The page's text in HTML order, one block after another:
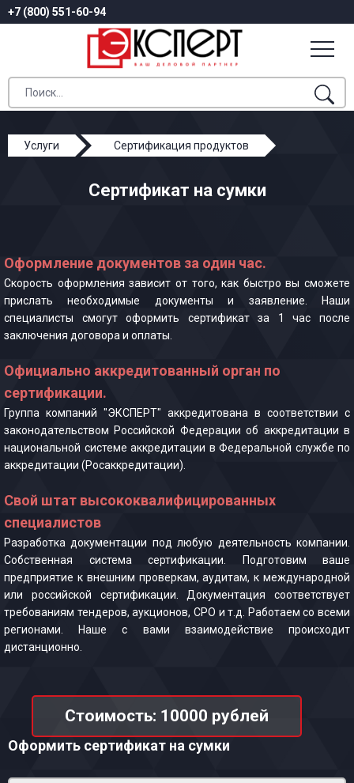
+7 (800) 551-60-94
Услуги
Сертификация продуктов
Сертификат на сумки
Оформление документов за один час.
Скорость оформления зависит от того, как быстро вы сможете
прислать необходимые документы и заявление. Наши
специалисты смогут оформить сертификат за 1 час после
заключения договора и оплаты.
Официально аккредитованный орган по
сертификации.
Группа компаний "ЭКСПЕРТ" аккредитована в соответствии с
законодательством Российской Федерации об аккредитации в
национальной системе аккредитации в Федеральной службе по
аккредитации (Росаккредитации).
Свой штат высококвалифицированных
специалистов
Разработка документации под любую деятельность компании.
Собственная система сертификации. Подготовим ваше
предприятие к внешним проверкам, аудитам, к международной
или российской сертификации. Документация соответствует
требованиям тендеров, аукционов, СРО и т.д. Работаем со всеми
регионами. Наше с вами взаимодействие происходит
дистанционно.
Стоимость: 10000 рублей
Оформить сертификат на сумки